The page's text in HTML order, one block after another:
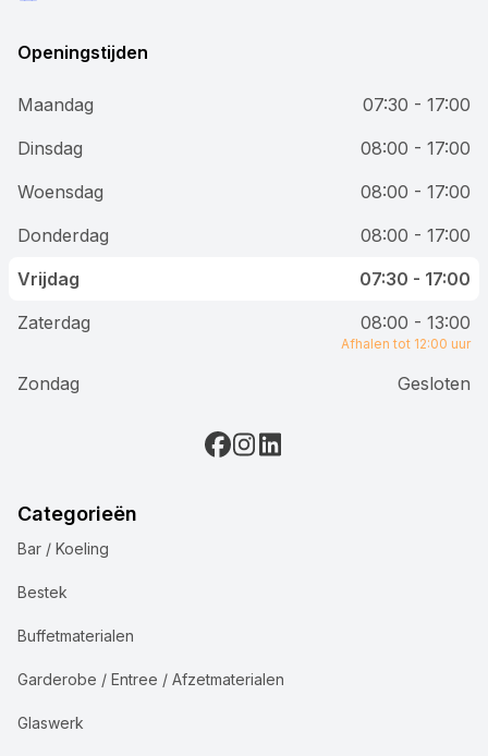
Openingstijden
Maandag
07:30 - 17:00
Dinsdag
08:00 - 17:00
Woensdag
08:00 - 17:00
Donderdag
08:00 - 17:00
Vrijdag
07:30 - 17:00
Zaterdag
08:00 - 13:00
Afhalen tot 12:00 uur
Zondag Gesloten
Categorieën
Bar / Koeling
Bestek
Buffetmaterialen
Garderobe / Entree / Afzetmaterialen
Glaswerk